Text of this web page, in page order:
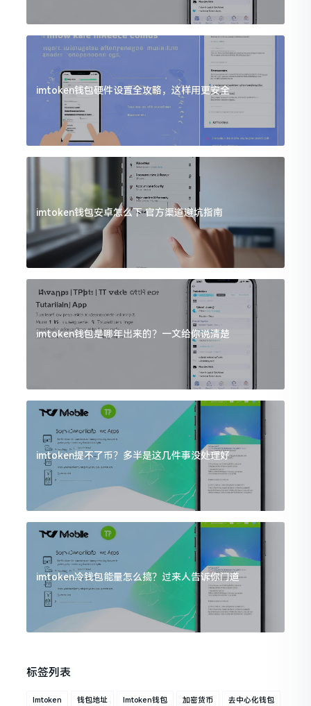
imtoken钱包硬件设置全攻略，这样用更安全
imtoken钱包安卓怎么下 官方渠道避坑指南
imtoken钱包是哪年出来的？一文给你说清楚
imtoken提不了币？多半是这几件事没处理好
imtoken冷钱包能量怎么搞？过来人告诉你门道
标签列表
Imtoken 钱包地址 Imtoken钱包 加密货币 去中心化钱包